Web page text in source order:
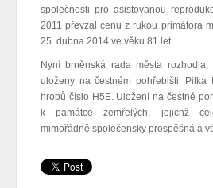
společnosti pro asistovanou
2011 převzal cenu z rukou primátora
25. dubna 2014 ve věku 81 let.
Nyní brněnská rada města
uloženy na čestném pohřebišti. Pilka
hrobů číslo H5E. Uložení na čestné
k památce zemřelých, jejichž
mimořádně společensky prospěšná a